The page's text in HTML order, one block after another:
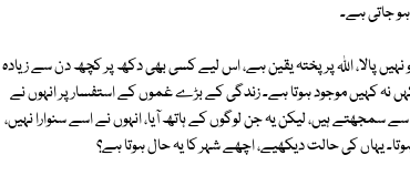
جاتی ہے۔
پالا، اللہ پر پختہ یقین ہے، اس لیے کسی بھی دکھ پر کچھ دن سے زیادہ
نہ کہیں موجود ہوتا ہے۔ زندگی کے بڑے غموں کے استفسار پر انہوں نے
سمجھتے ہیں، لیکن یہ جن لوگوں کے ہاتھ آیا، انہوں نے اسے سنوارا نہیں،
یہاں کی حالت دیکھیے، اچھے شہر کا یہ حال ہوتا ہے؟